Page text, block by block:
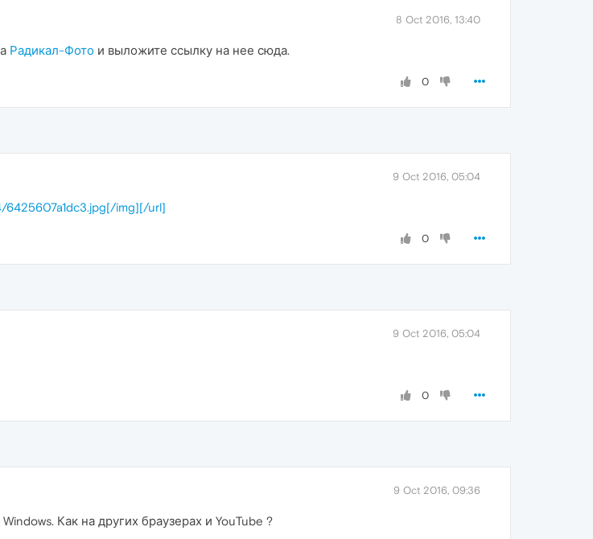
8 Oct 2016, 13:40
Радикал-Фото и выложите ссылку на нее сюда.
0
9 Oct 2016, 05:04
6425607a1dc3.jpg[/img][/url]
0
9 Oct 2016, 05:04
0
9 Oct 2016, 09:36
Как на других браузерах и YouTube ?